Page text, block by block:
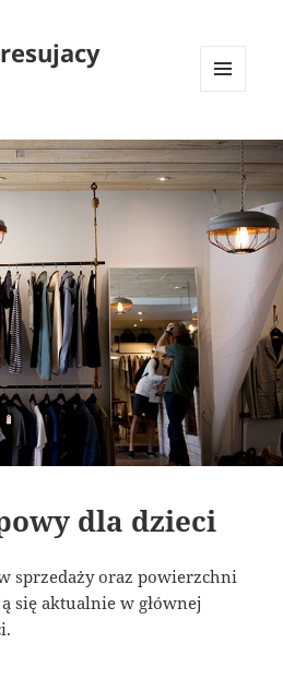
WIDGETY
dla dzieci
sprzedaży oraz powierzchni
się aktualnie w głównej